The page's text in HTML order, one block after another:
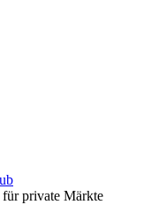
für private Märkte